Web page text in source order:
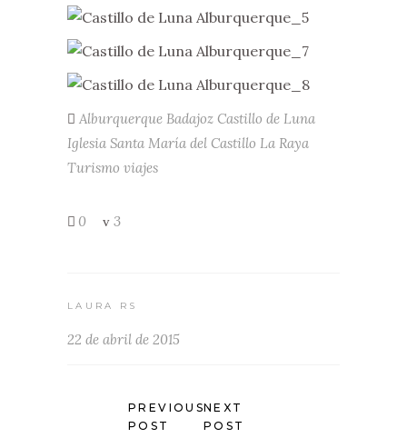
Alburquerque Badajoz Castillo de Luna
Iglesia Santa María del Castillo La Raya
Turismo viajes
0 3
LAURA RS
22 de abril de 2015
PREVIOUS
POST
NEXT
POST